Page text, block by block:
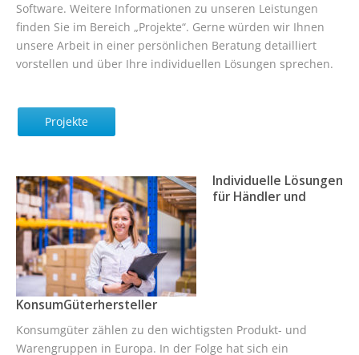
Software. Weitere Informationen zu unseren Leistungen
finden Sie im Bereich „Projekte“. Gerne würden wir Ihnen
unsere Arbeit in einer persönlichen Beratung detailliert
vorstellen und über Ihre individuellen Lösungen sprechen.
Projekte
Individuelle Lösungen
für Händler und
KonsumGüterhersteller
Konsumgüter zählen zu den wichtigsten Produkt- und
Warengruppen in Europa. In der Folge hat sich ein